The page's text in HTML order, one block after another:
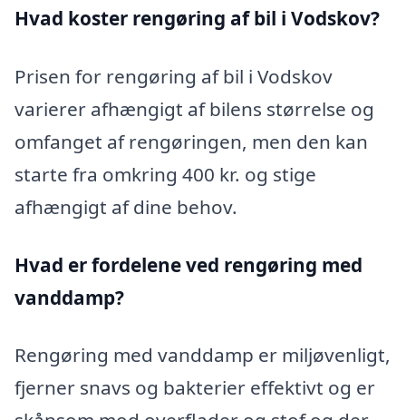
Hvad koster rengøring af bil i Vodskov?
Prisen for rengøring af bil i Vodskov
varierer afhængigt af bilens størrelse og
omfanget af rengøringen, men den kan
starte fra omkring 400 kr. og stige
afhængigt af dine behov.
Hvad er fordelene ved rengøring med
vanddamp?
Rengøring med vanddamp er miljøvenligt,
fjerner snavs og bakterier effektivt og er